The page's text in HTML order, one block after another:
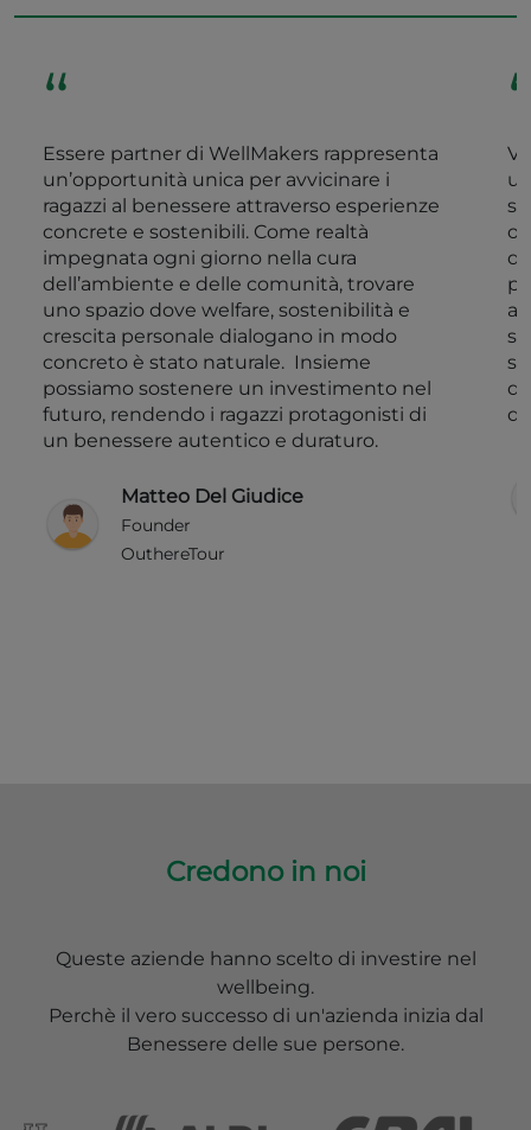
“
Essere partner di WellMakers rappresenta
un’opportunità unica per avvicinare i
ragazzi al benessere attraverso esperienze
concrete e sostenibili. Come realtà
impegnata ogni giorno nella cura
dell’ambiente e delle comunità, trovare
uno spazio dove welfare, sostenibilità e
crescita personale dialogano in modo
concreto è stato naturale. Insieme
possiamo sostenere un investimento nel
futuro, rendendo i ragazzi protagonisti di
un benessere autentico e duraturo.
Matteo Del Giudice
Founder
OuthereTour
si
Credono in noi
Queste aziende hanno scelto di investire nel
wellbeing.
Perchè il vero successo di un'azienda inizia dal
Benessere delle sue persone.